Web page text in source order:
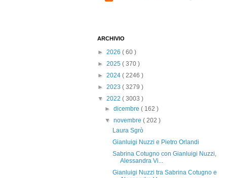
ARCHIVIO
► 2026 ( 60 )
► 2025 ( 370 )
► 2024 ( 2246 )
► 2023 ( 3279 )
▼ 2022 ( 3003 )
►dicembre( 162 )
▼novembre( 202 )
Laura Sgrò
Gianluigi Nuzzi e Pietro Orlandi
Sabrina Cotugno con Gianluigi Nuzzi,
Alessandra Vi...
Gianluigi Nuzzi tra Sabrina Cotugno e